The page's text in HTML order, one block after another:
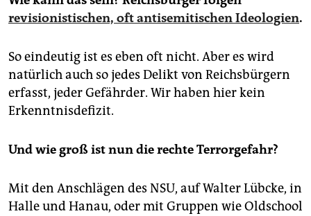
revisionistischen, oft antisemitischen Ideologien.
So eindeutig ist es eben oft nicht. Aber es wird
natürlich auch so jedes Delikt von Reichsbürgern
erfasst, jeder Gefährder. Wir haben hier kein
Erkenntnisdefizit.
Und wie groß ist nun die rechte Terrorgefahr?
Mit den Anschlägen des NSU, auf Walter Lübcke, in
Halle und Hanau, oder mit Gruppen wie Oldschool